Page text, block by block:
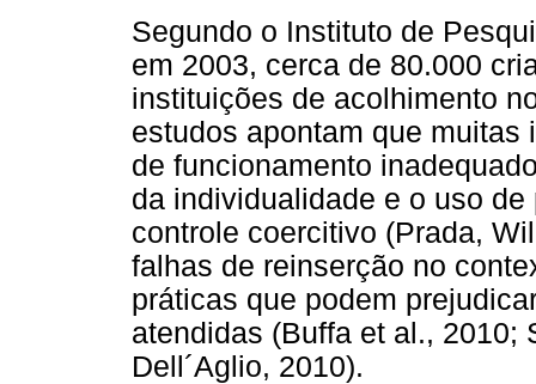
Segundo o Instituto de
em 2003, cerca de 80.000
instituições de acolhimento
estudos apontam que
de funcionamento
da individualidade e o uso
controle coercitivo (Prada,
falhas de reinserção no
práticas que podem
atendidas (Buffa et al., 2010;
Dell´Aglio, 2010).